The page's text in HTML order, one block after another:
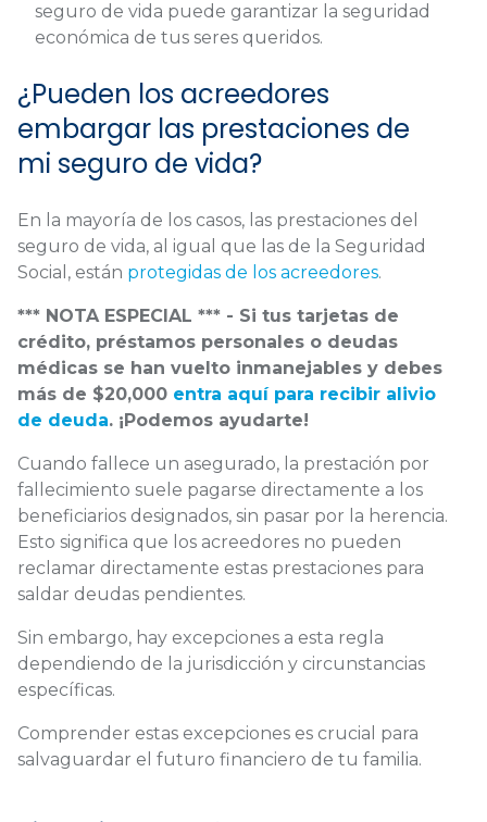
seguro de vida puede garantizar la seguridad
económica de tus seres queridos.
¿Pueden los acreedores
embargar las prestaciones de
mi seguro de vida?
En la mayoría de los casos, las prestaciones del
seguro de vida, al igual que las de la Seguridad
Social, están protegidas de los acreedores.
*** NOTA ESPECIAL *** - Si tus tarjetas de
crédito, préstamos personales o deudas
médicas se han vuelto inmanejables y debes
más de $20,000 entra aquí para recibir alivio
de deuda. ¡Podemos ayudarte!
Cuando fallece un asegurado, la prestación por
fallecimiento suele pagarse directamente a los
beneficiarios designados, sin pasar por la herencia.
Esto significa que los acreedores no pueden
reclamar directamente estas prestaciones para
saldar deudas pendientes.
Sin embargo, hay excepciones a esta regla
dependiendo de la jurisdicción y circunstancias
específicas.
Comprender estas excepciones es crucial para
salvaguardar el futuro financiero de tu familia.